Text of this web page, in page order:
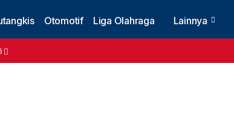
Otomotif Liga Olahraga Lainnya